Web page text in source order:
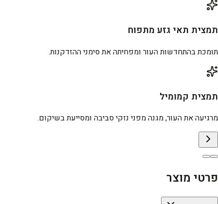
תמצית תאי גזע מתפוח
תומכת בהתחדשות העור ומפחיתה את סימני ההזדקנות.
תמצית קמומיל
מרגיעה את העור, מגנה מפני נזקי סביבה ומסייעת בשיקום.
פרטי מוצר